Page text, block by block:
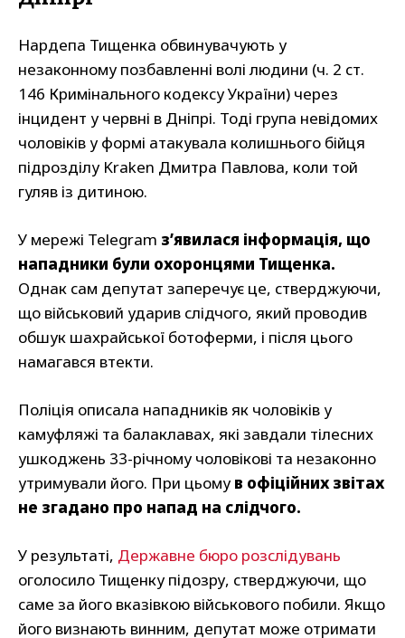
Нардепа Тищенка обвинувачують у
незаконному позбавленні волі людини (ч. 2 ст.
146 Кримінального кодексу України) через
інцидент у червні в Дніпрі. Тоді група невідомих
чоловіків у формі атакувала колишнього бійця
підрозділу Kraken Дмитра Павлова, коли той
гуляв із дитиною.
У мережі Telegram з’явилася інформація, що
нападники були охоронцями Тищенка.
Однак сам депутат заперечує це, стверджуючи,
що військовий ударив слідчого, який проводив
обшук шахрайської ботоферми, і після цього
намагався втекти.
Поліція описала нападників як чоловіків у
камуфляжі та балаклавах, які завдали тілесних
ушкоджень 33-річному чоловікові та незаконно
утримували його. При цьому в офіційних звітах
не згадано про напад на слідчого.
У результаті, Державне бюро розслідувань
оголосило Тищенку підозру, стверджуючи, що
саме за його вказівкою військового побили. Якщо
його визнають винним, депутат може отримати